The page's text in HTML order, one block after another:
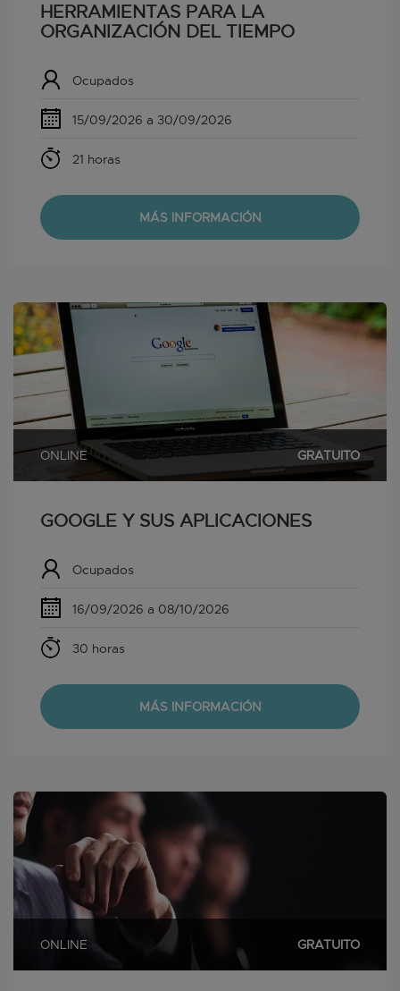
HERRAMIENTAS PARA LA
ORGANIZACIÓN DEL TIEMPO
Ocupados
15/09/2026 a 30/09/2026
21 horas
MÁS INFORMACIÓN
ONLINE GRATUITO
GOOGLE Y SUS APLICACIONES
Ocupados
16/09/2026 a 08/10/2026
30 horas
MÁS INFORMACIÓN
ONLINE GRATUITO